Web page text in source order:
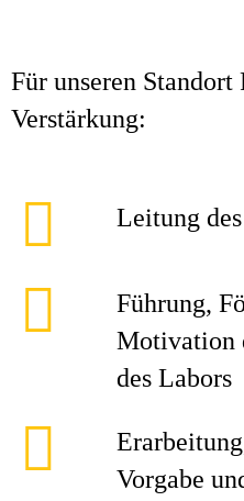
Für unseren
Verstärkung:
Leitung
Führung,
Motivation
des Labors
Vorgabe